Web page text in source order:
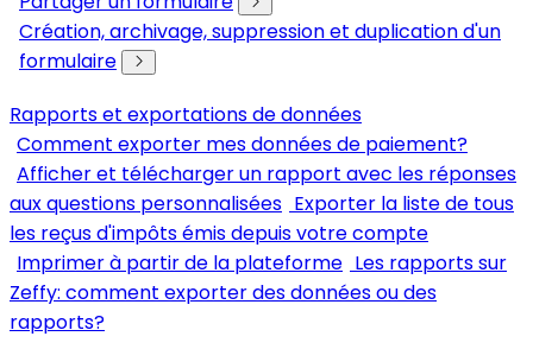
Création, archivage, suppression et duplication d'un
formulaire
Rapports et exportations de données
Comment exporter mes données de paiement?
Afficher et télécharger un rapport avec les réponses
aux questions personnalisées Exporter la liste de tous
les reçus d'impôts émis depuis votre compte
Imprimer à partir de la plateforme Les rapports sur
Zeffy: comment exporter des données ou des
rapports?